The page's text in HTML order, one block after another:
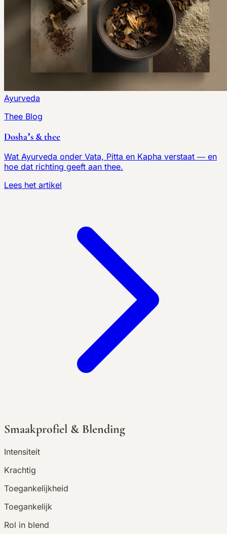
Ayurveda
Thee Blog
Dosha’s & thee
Wat Ayurveda onder Vata, Pitta en Kapha verstaat — en
hoe dat richting geeft aan thee.
Lees het artikel
Smaakprofiel & Blending
Intensiteit
Krachtig
Toegankelijkheid
Toegankelijk
Rol in blend